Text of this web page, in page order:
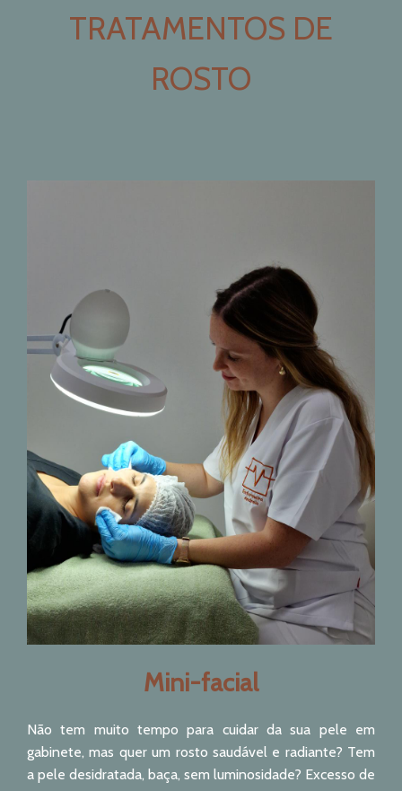
TRATAMENTOS DE
ROSTO
Mini-facial
Não tem muito tempo para cuidar da sua pele em
gabinete, mas quer um rosto saudável e radiante? Tem
a pele desidratada, baça, sem luminosidade? Excesso de